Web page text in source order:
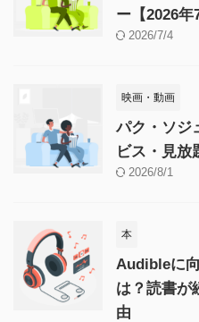
ー【2026年
2026/7/4
映画・動画
パク・ソジ
ビス・見放
2026/8/1
本
Audibleに
は？読書が
由